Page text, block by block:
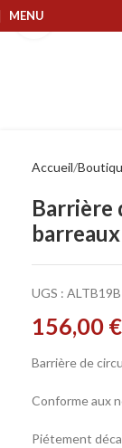
MENU
Accueil
Barrière
barreaux
UGS : ALTB19B
156,00 €
Barrière de
Conforme aux
Piétement